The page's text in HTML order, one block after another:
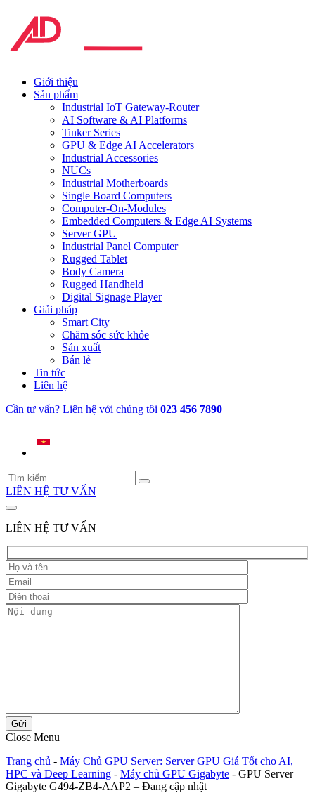
Giới thiệu
Sản phẩm
Industrial IoT Gateway-Router
AI Software & AI Platforms
Tinker Series
GPU & Edge AI Accelerators
Industrial Accessories
NUCs
Industrial Motherboards
Single Board Computers
Computer-On-Modules
Embedded Computers & Edge AI Systems
Server GPU
Industrial Panel Computer
Rugged Tablet
Body Camera
Rugged Handheld
Digital Signage Player
Giải pháp
Smart City
Chăm sóc sức khỏe
Sản xuất
Bán lẻ
Tin tức
Liên hệ
Cần tư vấn? Liên hệ với chúng tôi 023 456 7890
LIÊN HỆ TƯ VẤN
LIÊN HỆ TƯ VẤN
Gửi
Close Menu
Trang chủ - Máy Chủ GPU Server: Server GPU Giá Tốt cho AI,
HPC và Deep Learning - Máy chủ GPU Gigabyte - GPU Server
Gigabyte G494-ZB4-AAP2 – Đang cập nhật